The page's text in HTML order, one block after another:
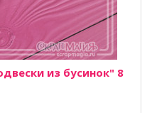
из бусинок" 8